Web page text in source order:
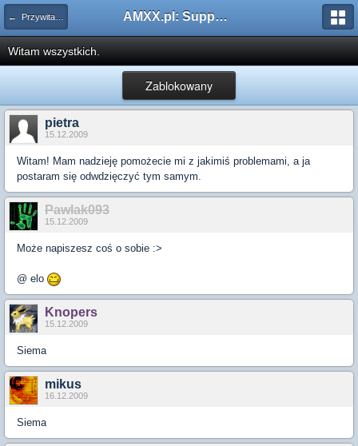
← Przywitaj się AMXX.pl: Support AMX Mod X i SourceMod
Witam wszystkich.
Zablokowany
pietra
15.12.2009
Witam! Mam nadzieję pomożecie mi z jakimiś problemami, a ja
postaram się odwdzięczyć tym samym.
Pawlak093
15.12.2009
Może napiszesz coś o sobie :>
@ elo
Knopers
15.12.2009
Siema
mikus
16.12.2009
Siema